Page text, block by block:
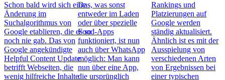
Schon bald wird sich eine
Änderung im
Suchalgorithmus von
Google etablieren, die es so
noch nie gab. Das von
Google angekündigte
Helpful Content Update
betrifft Webseiten, die
wenig hilfreiche Inhalte
Das, was sonst
entweder im Laden
oder über spezielle
Food-Apps
funktioniert, ist nun
auch über WhatsApp
möglich: Man kann
nun über eine App,
die ursprünglich
Rankings und
Platzierungen auf
Google werden
ständig aktualisiert.
Ähnlich ist es mit der
Ausspielung von
verschiedenen Arten
von Ergebnissen bei
einer typischen